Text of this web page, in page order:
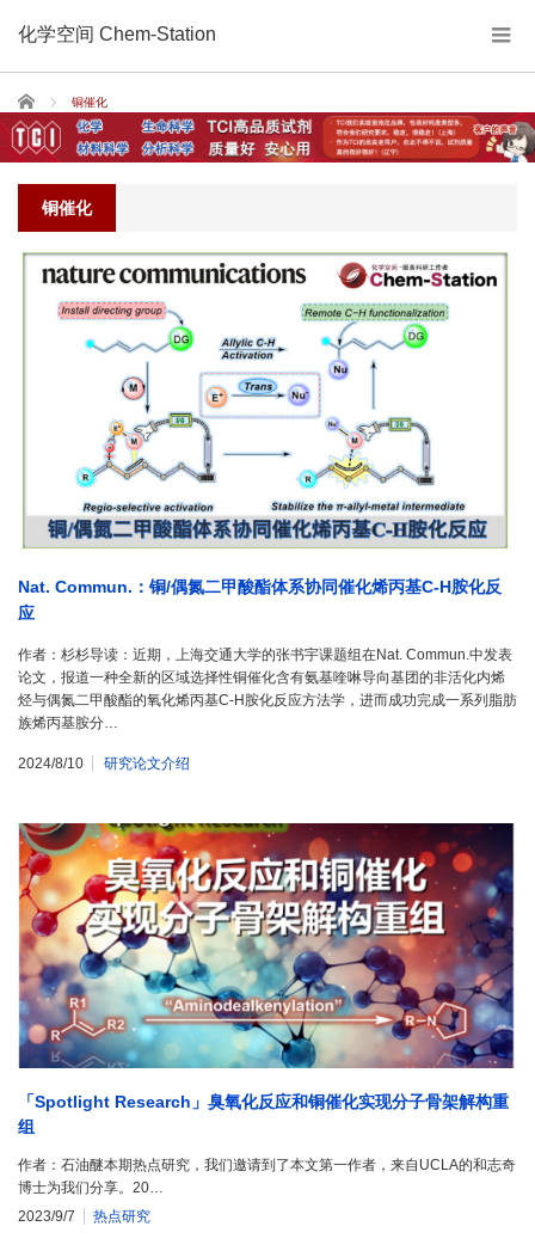
化学空间 Chem-Station
Home 铜催化
铜催化
Nat. Commun.：铜/偶氮二甲酸酯体系协同催化烯丙基C-H胺化反
应
作者：杉杉导读：近期，上海交通大学的张书宇课题组在Nat. Commun.中发表
论文，报道一种全新的区域选择性铜催化含有氨基喹啉导向基团的非活化内烯
烃与偶氮二甲酸酯的氧化烯丙基C-H胺化反应方法学，进而成功完成一系列脂肪
族烯丙基胺分…
2024/8/10 研究论文介绍
「Spotlight Research」臭氧化反应和铜催化实现分子骨架解构重
组
作者：石油醚本期热点研究，我们邀请到了本文第一作者，来自UCLA的和志奇
博士为我们分享。20…
2023/9/7
热点研究